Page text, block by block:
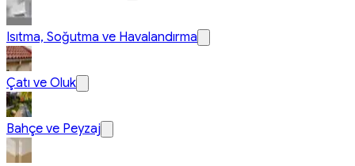
Isıtma, Soğutma ve Havalandırma
Çatı ve Oluk
Bahçe ve Peyzaj